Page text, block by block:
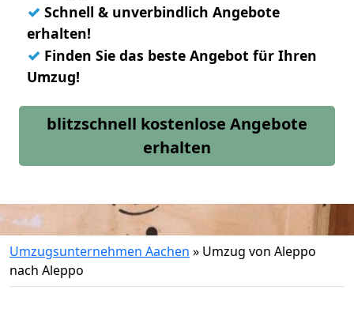
✓ Schnell & unverbindlich Angebote
erhalten!
✓ Finden Sie das beste Angebot für Ihren
Umzug!
blitzschnell kostenlose Angebote
erhalten
Umzugsunternehmen Aachen » Umzug von Aleppo
nach Aleppo